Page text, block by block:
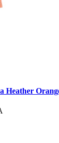
Heather